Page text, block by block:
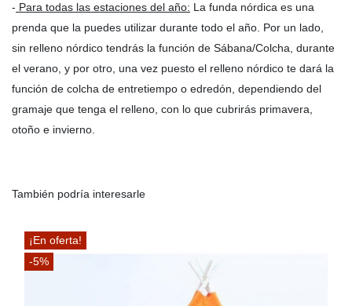
- Para todas las estaciones del año: La funda nórdica es una
prenda que la puedes utilizar durante todo el año. Por un lado,
sin relleno nórdico tendrás la función de Sábana/Colcha, durante
el verano, y por otro, una vez puesto el relleno nórdico te dará la
función de colcha de entretiempo o edredón, dependiendo del
gramaje que tenga el relleno, con lo que cubrirás primavera,
otoño e invierno.
También podría interesarle
¡En oferta!
-5%